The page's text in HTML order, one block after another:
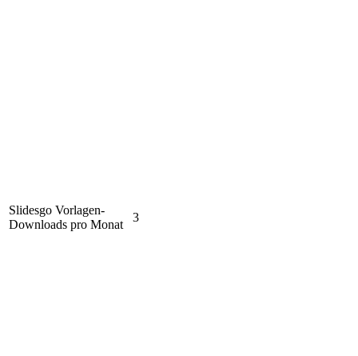
Slidesgo Vorlagen-
Downloads pro Monat
3